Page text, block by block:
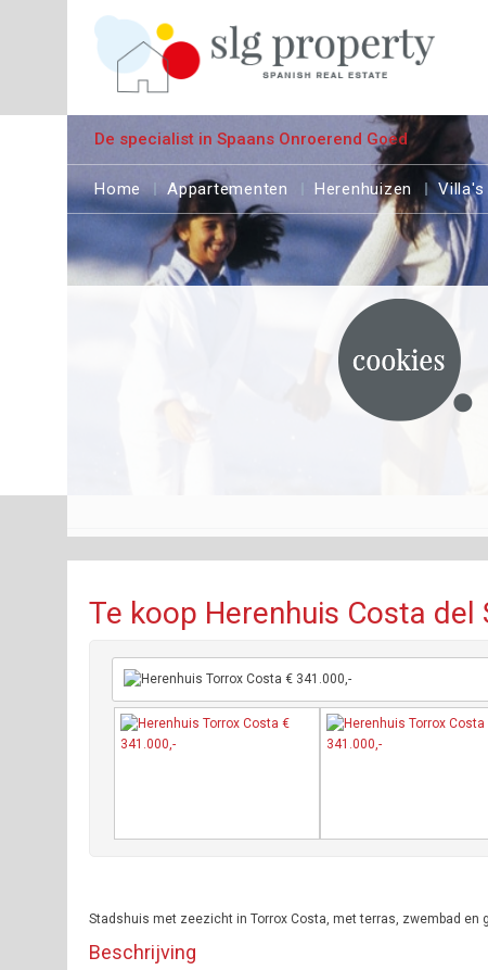
De specialist in Spaans Onroerend Goed
Home Appartementen Herenhuizen Villa's
Te koop Herenhuis Costa
Stadshuis met zeezicht in Torrox Costa, met terras, zwembad en
Beschrijving